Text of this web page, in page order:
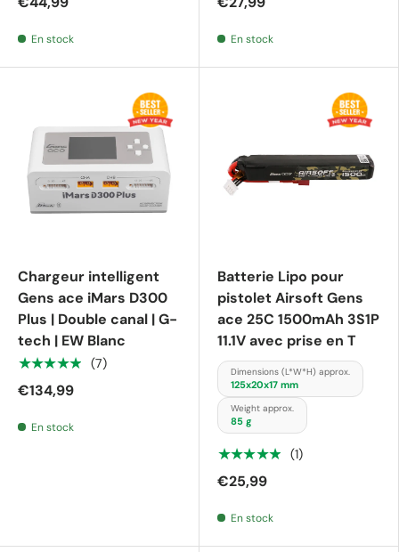
En stock En stock
Chargeur intelligent
Gens ace iMars D300
Plus | Double canal | G-
tech | EW Blanc
★★★★★ (7)
€134,99
En stock
Batterie Lipo pour
pistolet Airsoft Gens
ace 25C 1500mAh 3S1P
11.1V avec prise en T
Dimensions (L*W*H) approx.
125x20x17 mm
Weight approx.
85 g
★★★★★ (1)
€25,99
En stock